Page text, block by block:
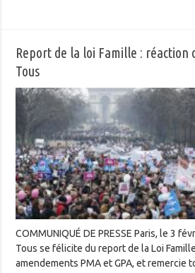
Report de la loi Famille : réaction
Tous
COMMUNIQUÉ DE PRESSE Paris, le 3
Tous se félicite du report de la Loi
amendements PMA et GPA, et remercie